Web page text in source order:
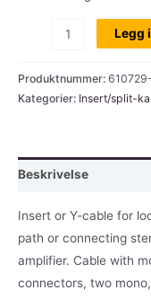
stereo
jack
mono
3,0
mtr
antall
Legg
Produktnummer:
Kategorier: Insert/split-
Beskrivelse
Insert or Y-cable for
path or connecting
amplifier. Cable with
connectors, two